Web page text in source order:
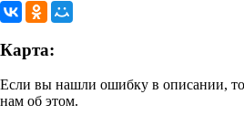
Карта:
Если вы нашли ошибку в описании,
нам об этом.